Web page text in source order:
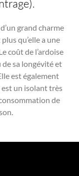
grand charme
qu’elle a une
coût de l’ardoise
sa longévité et
est également
est un isolant très
de